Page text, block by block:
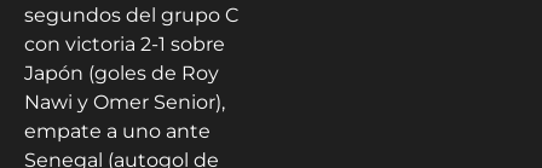
segundos del grupo C
con victoria 2-1 sobre
Japón (goles de Roy
Nawi y Omer Senior),
empate a uno ante
Senegal (autogol de